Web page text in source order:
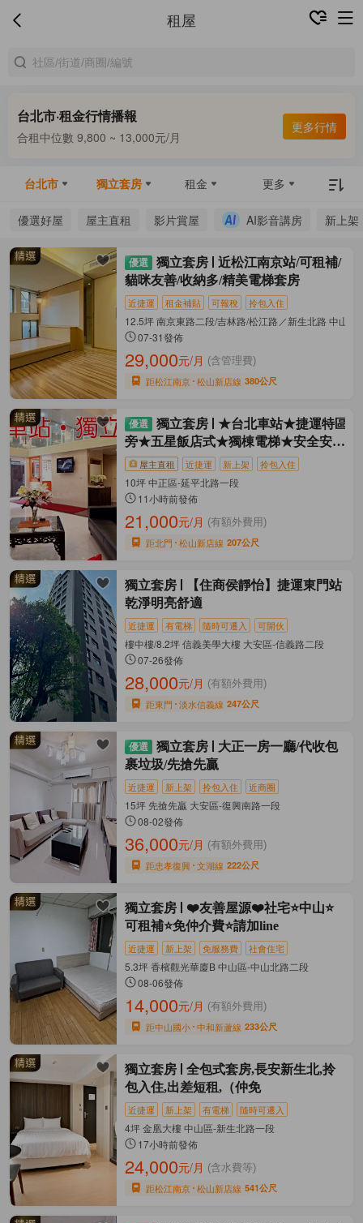
租屋
台北市·租金行情播報
合租中位數 9,800 ~ 13,000元/月
更多行情
台北市 獨立套房 租金 更多
優選好屋 屋主直租 影片賞屋 AI影音講房 新上架
獨立套房
近松江南京站/可租補/
貓咪友善/收納多/精美電梯套房
近捷運 租金補貼 可報稅 拎包入住
12.5坪 南京東路二段/吉林路/松江路／新生北路 中山區
07-31發佈
29,000元/月 (含管理費)
距松江南京 松山新店線 380公尺
獨立套房
★台北車站★捷運特區
旁★五星飯店式★獨棟電梯★安全安靜
乾淨★
屋主直租 近捷運 新上架 拎包入住
10坪 中正區-延平北路一段
11小時前發佈
21,000元/月 (有額外費用)
距北門 松山新店線 207公尺
獨立套房
【住商侯靜怡】捷運東門站
乾淨明亮舒適
近捷運 有電梯 隨時可遷入 可開伙
樓中樓/8.2坪 信義美學大樓 大安區-信義路二段
07-26發佈
28,000元/月 (有額外費用)
距東門 淡水信義線 247公尺
獨立套房
大正一房一廳/代收包
裹垃圾/先搶先贏
近捷運 新上架 拎包入住 近商圈
15坪 先搶先贏 大安區-復興南路一段
08-02發佈
36,000元/月 (有額外費用)
距忠孝復興 文湖線 222公尺
獨立套房
❤️友善屋源❤️社宅⭐中山⭐
可租補⭐免仲介費⭐請加line
近捷運 新上架 免服務費 社會住宅
5.3坪 香檳觀光華廈B 中山區-中山北路二段
08-06發佈
14,000元/月 (有額外費用)
距中山國小 中和新蘆線 233公尺
獨立套房
全包式套房,長安新生北,拎
包入住,出差短租,（仲免
近捷運 新上架 有電梯 隨時可遷入
4坪 金凰大樓 中山區-新生北路一段
17小時前發佈
24,000元/月 (含水費等)
距松江南京 松山新店線 541公尺